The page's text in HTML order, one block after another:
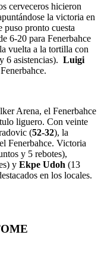
cerveceros hicieron
la victoria en
puso pronto cuesta
6-20 para Fenerbahce
vuelta a la tortilla con
6 asistencias). Luigi
Arena, el Fenerbahce
liguero. Con veinte
(52-32), la
Fenerbahce. Victoria
y 5 rebotes),
y Ekpe Udoh (13
en los locales.